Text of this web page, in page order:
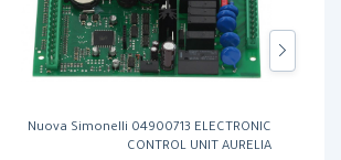
Nuova Simonelli 04900713 ELECTRONIC
CONTROL UNIT AURELIA